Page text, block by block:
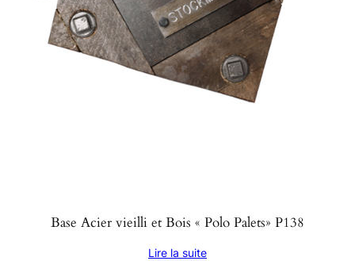
Base Acier vieilli et Bois « Polo Palets» P138
Lire la suite